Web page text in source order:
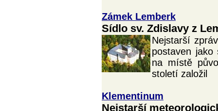
Zámek Lemberk
Sídlo sv. Zdislavy z
Nejstarší
postaven
na místě
století založil
Klementinum
Nejstarší